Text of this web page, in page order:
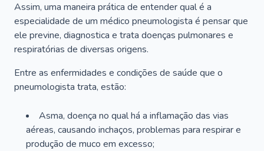
Assim, uma maneira prática de entender qual é a
especialidade de um médico pneumologista é pensar que
ele previne, diagnostica e trata doenças pulmonares e
respiratórias de diversas origens.
Entre as enfermidades e condições de saúde que o
pneumologista trata, estão:
Asma, doença no qual há a inflamação das vias
aéreas, causando inchaços, problemas para respirar e
produção de muco em excesso;